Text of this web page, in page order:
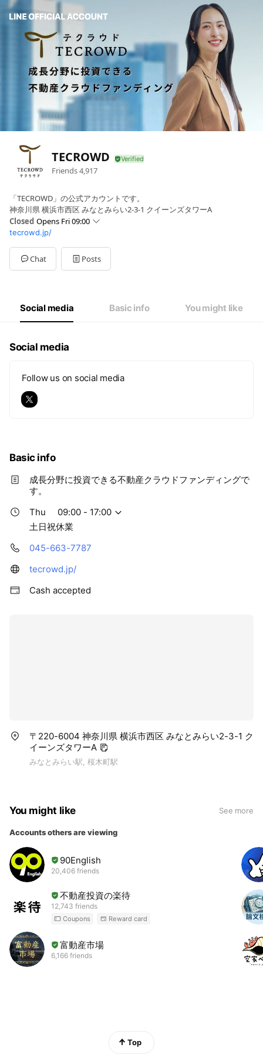
TECROWD
Friends4,917
「TECROWD」の公式アカウントです。
神奈川県 横浜市西区 みなとみらい2-3-1 クイーンズタワーA
Closed Opens Fri 09:00
SunClosed
Mon09:00 - 17:00
Tue09:00 - 17:00
Wed09:00 - 17:00
Closed
土日祝休業
tecrowd.jp/
Chat Posts
Social media Basic info You might like
Social media
Follow us on social media
Basic info
成長分野に投資できる不動産クラウドファンディングで
す。
Thu
09:00 - 17:00
土日祝休業
045-663-7787
tecrowd.jp/
Cash accepted
〒220-6004 神奈川県 横浜市西区 みなとみらい2-3-1 ク
イーンズタワーA
みなとみらい駅, 桜木町駅
You might like See more
Accounts others are viewing
90English
20,406 friends
不動産投資の楽待
12,743 friends
Coupons Reward card
富動産市場
6,166 friends
Top